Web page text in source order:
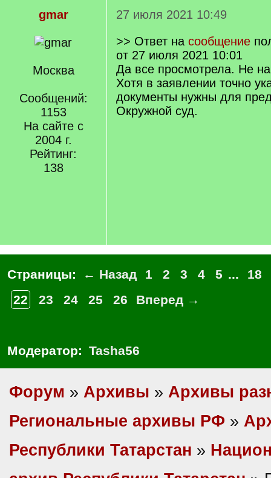
gmar
Москва
Сообщений:
1153
На сайте с
2004 г.
Рейтинг:
138
27 июля 2021 10:49
>> Ответ на сообщение
от 27 июля 2021 10:01
Да все просмотрела. Не
Хотя в заявлении точно
документы нужны для
Окружной суд.
Страницы: ← Назад 1 2 3 4 5 ...
18
22
23 24 25 26 Вперед →
Модератор: Tasha56
Форум » Архивы » Архивы
Региональные архивы РФ »
Республики Татарстан »